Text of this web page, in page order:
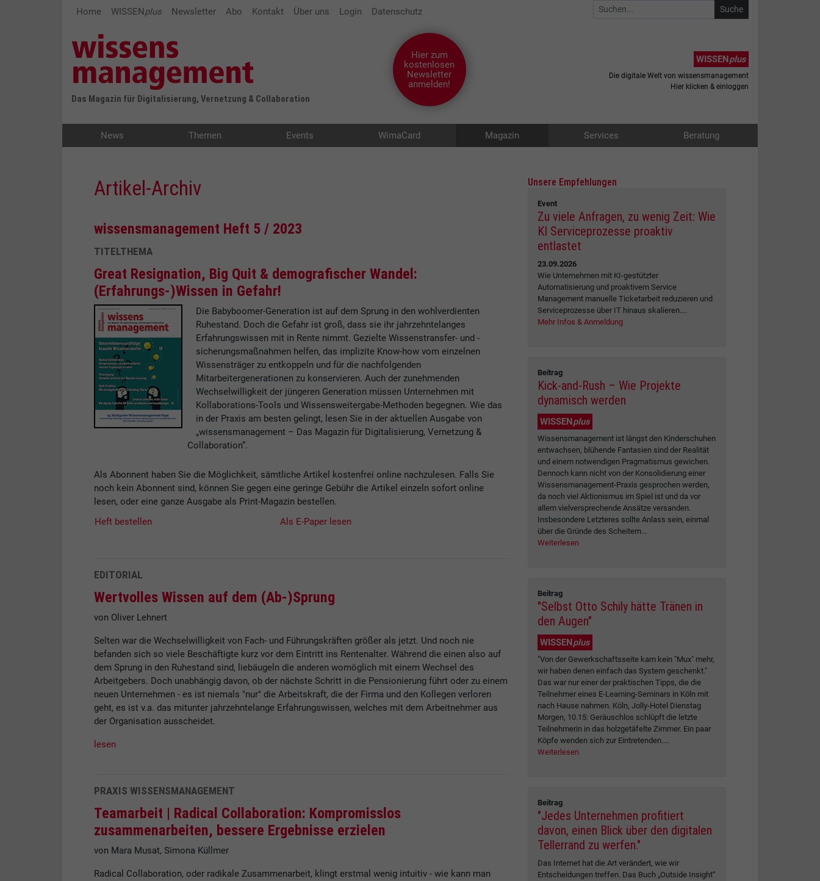
Home WISSENplus Newsletter Abo Kontakt Über uns Login Datenschutz
Das Magazin für Digitalisierung, Vernetzung & Collaboration
Hier zum
kostenlosen
Newsletter
anmelden!
WISSENplus
Die digitale Welt von wissensmanagement
Hier klicken & einloggen
News Themen Events WimaCard Magazin Services Beratung
Artikel-Archiv
wissensmanagement Heft 5 / 2023
TITELTHEMA
Great Resignation, Big Quit & demografischer Wandel:
(Erfahrungs-)Wissen in Gefahr!
Die Babyboomer-Generation ist auf dem Sprung in den wohlverdienten
Ruhestand. Doch die Gefahr ist groß, dass sie ihr jahrzehntelanges
Erfahrungswissen mit in Rente nimmt. Gezielte Wissenstransfer- und -
sicherungsmaßnahmen helfen, das implizite Know-how vom einzelnen
Wissensträger zu entkoppeln und für die nachfolgenden
Mitarbeitergenerationen zu konservieren. Auch der zunehmenden
Wechselwilligkeit der jüngeren Generation müssen Unternehmen mit
Kollaborations-Tools und Wissensweitergabe-Methoden begegnen. Wie das
in der Praxis am besten gelingt, lesen Sie in der aktuellen Ausgabe von
„wissensmanagement – Das Magazin für Digitalisierung, Vernetzung &
Collaboration“.
Als Abonnent haben Sie die Möglichkeit, sämtliche Artikel kostenfrei online nachzulesen. Falls Sie
noch kein Abonnent sind, können Sie gegen eine geringe Gebühr die Artikel einzeln sofort online
lesen, oder eine ganze Ausgabe als Print-Magazin bestellen.
Heft bestellen
Als E-Paper lesen
EDITORIAL
Wertvolles Wissen auf dem (Ab-)Sprung
von Oliver Lehnert
Selten war die Wechselwilligkeit von Fach- und Führungskräften größer als jetzt. Und noch nie
befanden sich so viele Beschäftigte kurz vor dem Eintritt ins Rentenalter. Während die einen also auf
dem Sprung in den Ruhestand sind, liebäugeln die anderen womöglich mit einem Wechsel des
Arbeitgebers. Doch unabhängig davon, ob der nächste Schritt in die Pensionierung führt oder zu einem
neuen Unternehmen - es ist niemals "nur" die Arbeitskraft, die der Firma und den Kollegen verloren
geht, es ist v.a. das mitunter jahrzehntelange Erfahrungswissen, welches mit dem Arbeitnehmer aus
der Organisation ausscheidet.
lesen
PRAXIS WISSENSMANAGEMENT
Teamarbeit | Radical Collaboration: Kompromisslos
zusammenarbeiten, bessere Ergebnisse erzielen
von Mara Musat, Simona Küllmer
Radical Collaboration, oder radikale Zusammenarbeit, klingt erstmal wenig intuitiv - wie kann man
Unsere Empfehlungen
Event
Zu viele Anfragen, zu wenig Zeit: Wie
KI Serviceprozesse proaktiv
entlastet
23.09.2026
Wie Unternehmen mit KI-gestützter
Automatisierung und proaktivem Service
Management manuelle Ticketarbeit reduzieren und
Serviceprozesse über IT hinaus skalieren....
Mehr Infos & Anmeldung
Beitrag
Kick-and-Rush – Wie Projekte
dynamisch werden
WISSENplus
Wissensmanagement ist längst den Kinderschuhen
entwachsen, blühende Fantasien sind der Realität
und einem notwendigen Pragmatismus gewichen.
Dennoch kann nicht von der Konsolidierung einer
Wissensmanagement-Praxis gesprochen werden,
da noch viel Aktionismus im Spiel ist und da vor
allem vielversprechende Ansätze versanden.
Insbesondere Letzteres sollte Anlass sein, einmal
über die Gründe des Scheitern...
Weiterlesen
Beitrag
"Selbst Otto Schily hätte Tränen in
den Augen"
WISSENplus
"Von der Gewerkschaftsseite kam kein "Mux" mehr,
wir haben denen einfach das System geschenkt."
Das war nur einer der praktischen Tipps, die die
Teilnehmer eines E-Learning-Seminars in Köln mit
nach Hause nahmen. Köln, Jolly-Hotel Dienstag
Morgen, 10.15: Geräuschlos schlüpft die letzte
Teilnehmerin in das holzgetäfelte Zimmer. Ein paar
Köpfe wenden sich zur Eintretenden....
Weiterlesen
Beitrag
"Jedes Unternehmen profitiert
davon, einen Blick über den digitalen
Tellerrand zu werfen."
Das Internet hat die Art verändert, wie wir
Entscheidungen treffen. Das Buch „Outside Insight“